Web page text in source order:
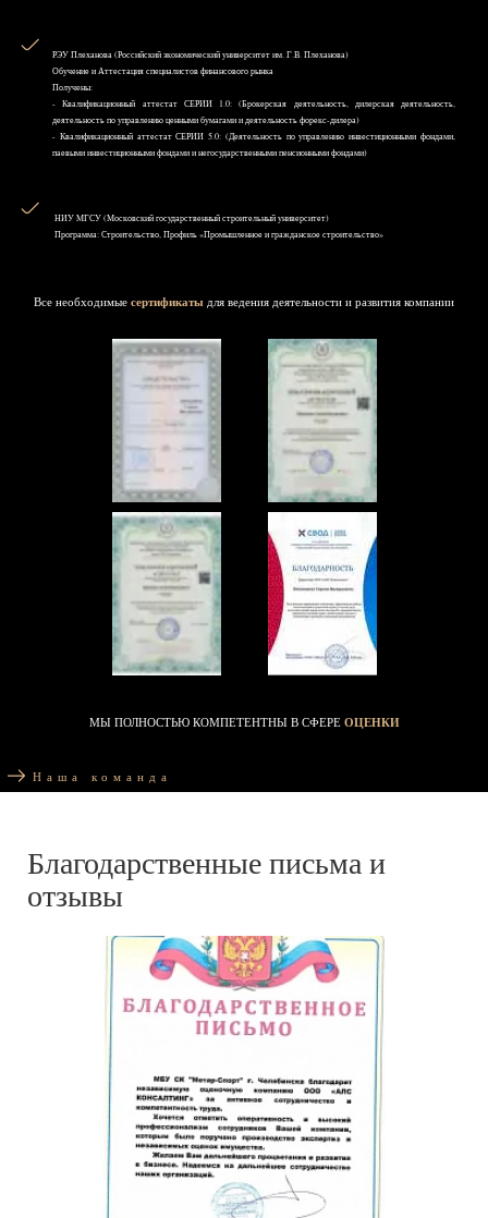
РЭУ Плеханова (Российский экономический университет им. Г.В. Плеханова)
Обучение и Аттестация специалистов финансового рынка
Получены:
- Квалификационный аттестат СЕРИИ 1.0: (Брокерская деятельность, дилерская деятельность,
деятельность по управлению ценными бумагами и деятельность форекс-дилера)
- Квалификационный аттестат СЕРИИ 5.0: (Деятельность по управлению инвестиционными фондами,
паевыми инвестиционными фондами и негосударственными пенсионными фондами)
НИУ MГСУ (Московский государственный строительный университет)
Программа: Строительство, Профиль «Промышленное и гражданское строительство»
Все необходимые сертификаты для ведения деятельности и развития компании
МЫ ПОЛНОСТЬЮ КОМПЕТЕНТНЫ В СФЕРЕ ОЦЕНКИ
Наша команда
Благодарственные письма и
отзывы